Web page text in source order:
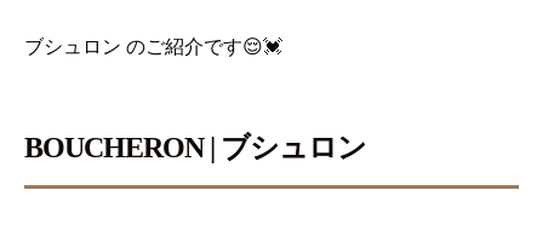
ブシュロン のご紹介です😌💓
BOUCHERON | ブシュロン